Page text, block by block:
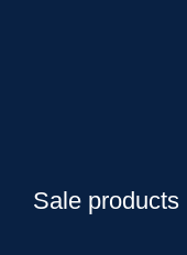
Sale products